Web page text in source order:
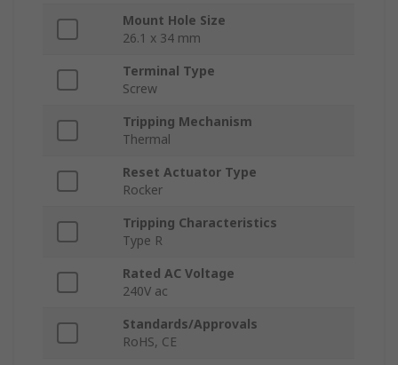
Mount Hole Size
26.1 x 34 mm
Terminal Type
Screw
Tripping Mechanism
Thermal
Reset Actuator Type
Rocker
Tripping Characteristics
Type R
Rated AC Voltage
240V ac
Standards/Approvals
RoHS, CE